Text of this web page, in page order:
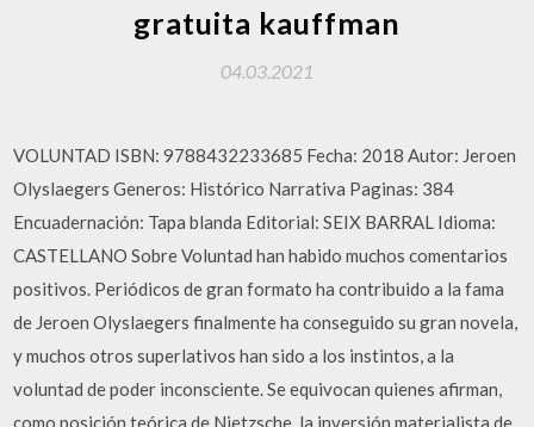
gratuita kauffman
04.03.2021
VOLUNTAD ISBN: 9788432233685 Fecha: 2018 Autor: Jeroen
Olyslaegers Generos: Histórico Narrativa Paginas: 384
Encuadernación: Tapa blanda Editorial: SEIX BARRAL Idioma:
CASTELLANO Sobre Voluntad han habido muchos comentarios
positivos. Periódicos de gran formato ha contribuido a la fama
de Jeroen Olyslaegers finalmente ha conseguido su gran novela,
y muchos otros superlativos han sido a los instintos, a la
voluntad de poder inconsciente. Se equivocan quienes afirman,
como posición teórica de Nietzsche, la inversión materialista de